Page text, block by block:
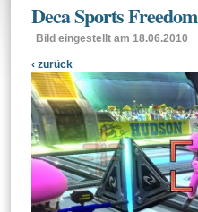
Deca Sports Freedom
Bild eingestellt am 18.06.2010
‹ zurück